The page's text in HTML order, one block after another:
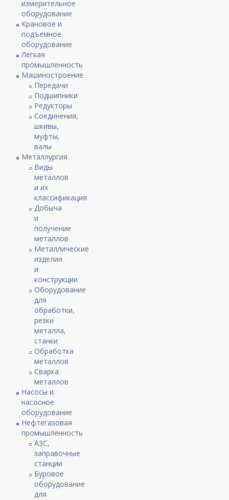
измерительное
оборудование
Крановое и
подъемное
оборудование
Легкая
промышленность
Машиностроение
Передачи
Подшипники
Редукторы
Соединения,
шкивы,
муфты,
валы
Металлургия
Виды
металлов
и их
классификация
Добыча
и
получение
металлов
Металлические
изделия
и
конструкции
Оборудование
для
обработки,
резки
металла,
станки
Обработка
металлов
Сварка
металлов
Насосы и
насосное
оборудование
Нефтегазовая
промышленность
АЗС,
заправочные
станции
Буровое
оборудование
для